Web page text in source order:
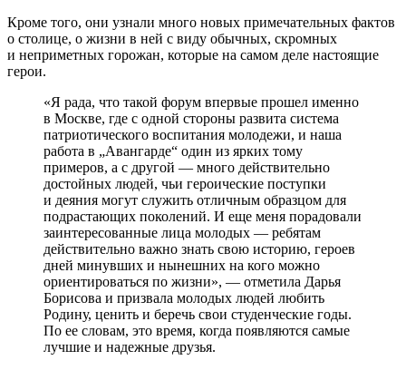
Кроме того, они узнали много новых примечательных фактов
о столице, о жизни в ней с виду обычных, скромных
и неприметных горожан, которые на самом деле настоящие
герои.
«Я рада, что такой форум впервые прошел именно
в Москве, где с одной стороны развита система
патриотического воспитания молодежи, и наша
работа в „Авангарде“ один из ярких тому
примеров, а с другой — много действительно
достойных людей, чьи героические поступки
и деяния могут служить отличным образцом для
подрастающих поколений. И еще меня порадовали
заинтересованные лица молодых — ребятам
действительно важно знать свою историю, героев
дней минувших и нынешних на кого можно
ориентироваться по жизни», — отметила Дарья
Борисова и призвала молодых людей любить
Родину, ценить и беречь свои студенческие годы.
По ее словам, это время, когда появляются самые
лучшие и надежные друзья.